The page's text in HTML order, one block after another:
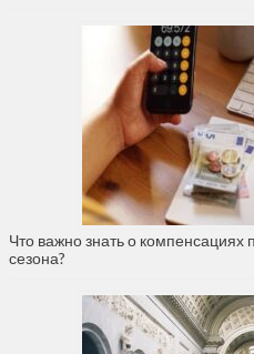
Что важно знать о компенсациях
сезона?